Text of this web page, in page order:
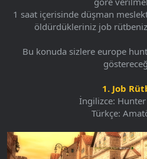
1 saat içerisinde düşman
öldürdükleriniz job
Bu konuda sizlere europe
1. Job
İngilizce:
Türkçe: